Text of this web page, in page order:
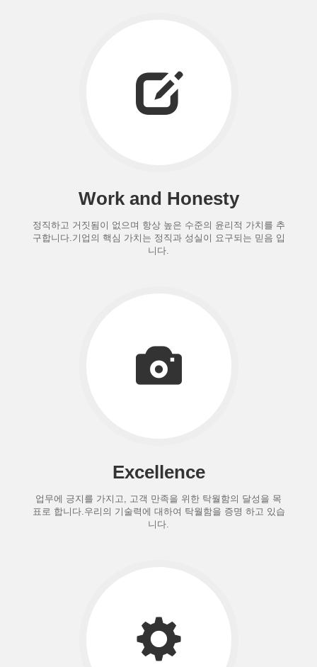
Work and Honesty
정직하고 거짓됨이 없으며 항상 높은 수준의 윤리적 가치를 추
구합니다.기업의 핵심 가치는 정직과 성실이 요구되는 믿음 입
니다.
Excellence
업무에 긍지를 가지고, 고객 만족을 위한 탁월함의 달성을 목
표로 합니다.우리의 기술력에 대하여 탁월함을 증명 하고 있습
니다.